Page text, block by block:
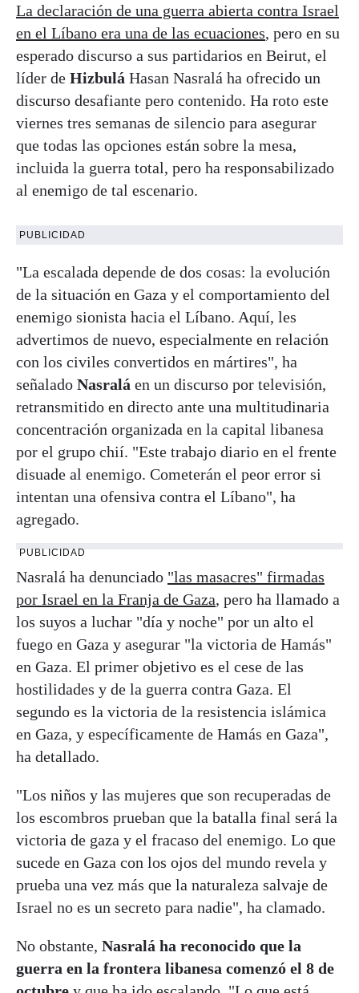
La declaración de una guerra abierta contra Israel
en el Líbano era una de las ecuaciones, pero en su
esperado discurso a sus partidarios en Beirut, el
líder de Hizbulá Hasan Nasralá ha ofrecido un
discurso desafiante pero contenido. Ha roto este
viernes tres semanas de silencio para asegurar
que todas las opciones están sobre la mesa,
incluida la guerra total, pero ha responsabilizado
al enemigo de tal escenario.
PUBLICIDAD
"La escalada depende de dos cosas: la evolución
de la situación en Gaza y el comportamiento del
enemigo sionista hacia el Líbano. Aquí, les
advertimos de nuevo, especialmente en relación
con los civiles convertidos en mártires", ha
señalado Nasralá en un discurso por televisión,
retransmitido en directo ante una multitudinaria
concentración organizada en la capital libanesa
por el grupo chií. "Este trabajo diario en el frente
disuade al enemigo. Cometerán el peor error si
intentan una ofensiva contra el Líbano", ha
agregado.
PUBLICIDAD
Nasralá ha denunciado "las masacres" firmadas
por Israel en la Franja de Gaza, pero ha llamado a
los suyos a luchar "día y noche" por un alto el
fuego en Gaza y asegurar "la victoria de Hamás"
en Gaza. El primer objetivo es el cese de las
hostilidades y de la guerra contra Gaza. El
segundo es la victoria de la resistencia islámica
en Gaza, y específicamente de Hamás en Gaza",
ha detallado.
"Los niños y las mujeres que son recuperadas de
los escombros prueban que la batalla final será la
victoria de gaza y el fracaso del enemigo. Lo que
sucede en Gaza con los ojos del mundo revela y
prueba una vez más que la naturaleza salvaje de
Israel no es un secreto para nadie", ha clamado.
No obstante, Nasralá ha reconocido que la
guerra en la frontera libanesa comenzó el 8 de